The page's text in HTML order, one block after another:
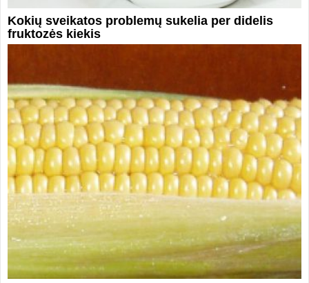
Kokių sveikatos problemų sukelia per didelis
fruktozės kiekis